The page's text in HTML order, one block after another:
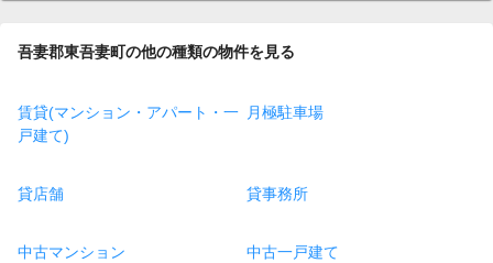
吾妻郡東吾妻町の他の種類の物件を見る
賃貸(マンション・アパート・一
戸建て)
月極駐車場
貸店舗 貸事務所
中古マンション 中古一戸建て